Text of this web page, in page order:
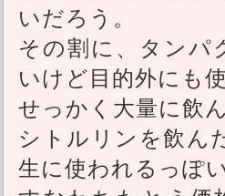
いだろう。
その割に、タンパ
いけど目的外にも
せっかく大量に飲
シトルリンを飲ん
生に使われるっぽい